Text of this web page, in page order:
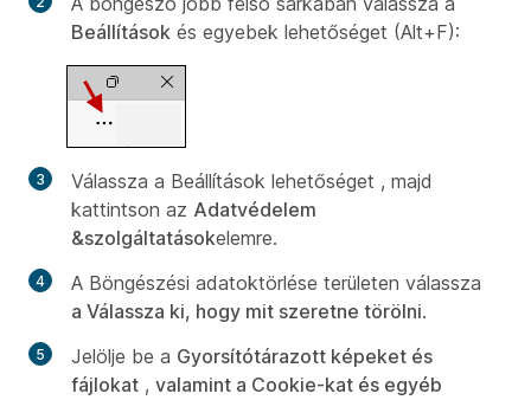
Beállítások és egyebek lehetőséget (Alt+F):
Válassza a Beállítások lehetőséget , majd
kattintson az Adatvédelem
&szolgáltatásokelemre.
A Böngészési adatoktörlése területen válassza
a Válassza ki, hogy mit szeretne törölni.
Jelölje be a Gyorsítótárazott képeket és
fájlokat , valamint a Cookie-kat és egyéb